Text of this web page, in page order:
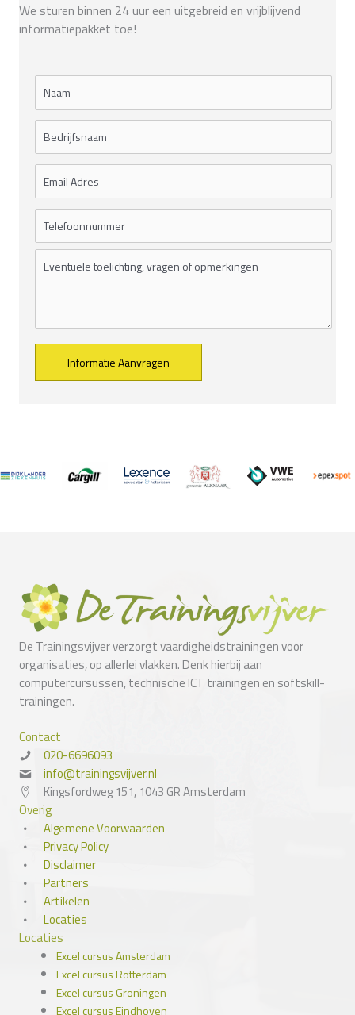
We sturen binnen 24 uur een uitgebreid en vrijblijvend
informatiepakket toe!
De Trainingsvijver verzorgt vaardigheidstrainingen voor
organisaties, op allerlei vlakken. Denk hierbij aan
computercursussen, technische ICT trainingen en softskill-
trainingen.
Contact
020-6696093
info@trainingsvijver.nl
Kingsfordweg 151, 1043 GR Amsterdam
Overig
Algemene Voorwaarden
Privacy Policy
Disclaimer
Partners
Artikelen
Locaties
Locaties
Excel cursus Amsterdam
Excel cursus Rotterdam
Excel cursus Groningen
Excel cursus Eindhoven